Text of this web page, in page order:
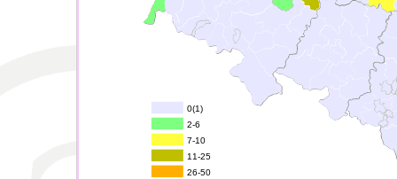
0(1)
2-6
7-10
11-25
26-50